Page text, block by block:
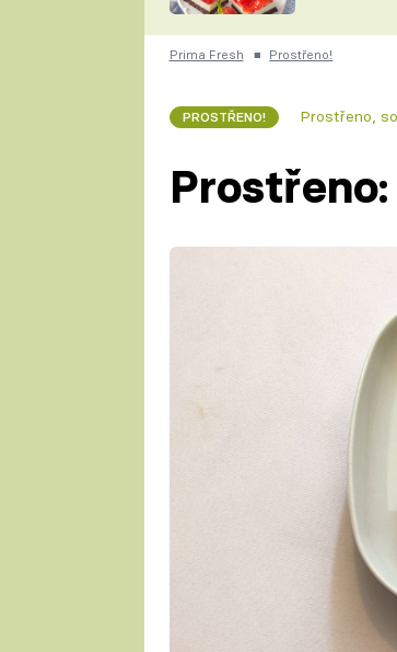
ČESKO
Prima Fresh ■ Prostřeno!
PROSTŘENO! Prostřeno,